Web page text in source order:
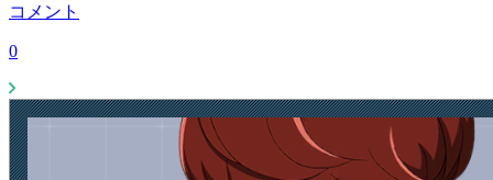
コメント
0